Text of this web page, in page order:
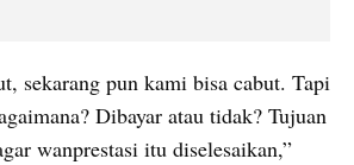
sekarang pun kami bisa cabut. Tapi
Dibayar atau tidak? Tujuan
wanprestasi itu diselesaikan,”